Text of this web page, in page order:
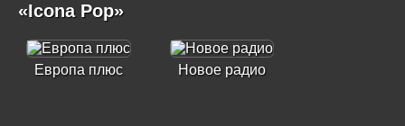
«Icona Pop»
Европа плюс Новое радио